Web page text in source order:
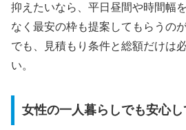
抑えたいなら、平日昼間や時間幅
なく最安の枠も提案してもらうの
でも、見積もり条件と総額だけは
い。
女性の一人暮らしでも安心